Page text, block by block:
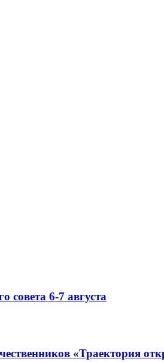
совета 6-7 августа
«Траектория